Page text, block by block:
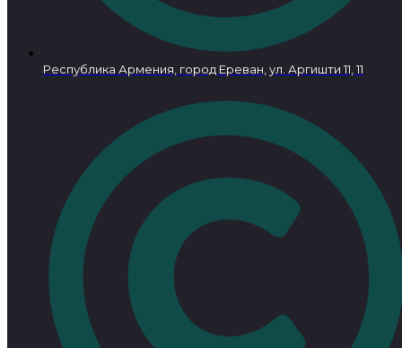
Республика Армения, город Ереван, ул. Аргишти 11, 11